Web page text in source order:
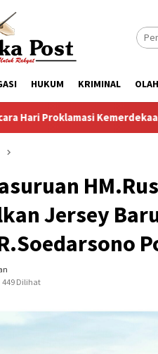
HUKUM KRIMINAL
RI Ke 81 Kecamatan
Jersey
449 Dilihat